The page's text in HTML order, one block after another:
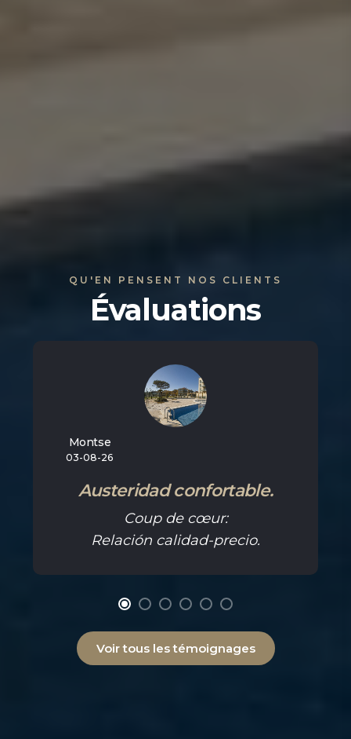
QU'EN PENSENT NOS CLIENTS
Évaluations
Montse
03-08-26
Austeridad confortable.
Coup de cœur:
Relación calidad-precio.
Voir tous les témoignages